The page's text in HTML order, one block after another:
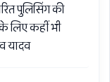
पुलिसिंग की
लिए कहीं भी
यादव